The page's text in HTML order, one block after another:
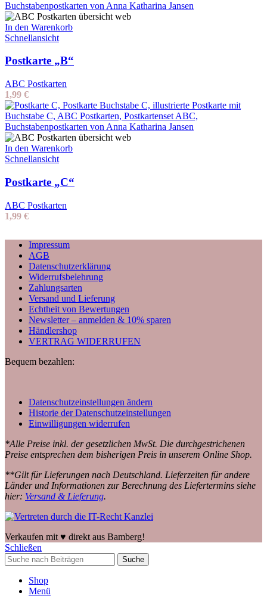
In den Warenkorb
Schnellansicht
Postkarte „B“
ABC Postkarten
1,99 €
In den Warenkorb
Schnellansicht
Postkarte „C“
ABC Postkarten
1,99 €
Impressum
AGB
Datenschutzerklärung
Widerrufsbelehrung
Zahlungsarten
Versand und Lieferung
Echtheit von Bewertungen
Newsletter – anmelden & 10% sparen
Händlershop
VERTRAG WIDERRUFEN
Bequem bezahlen:
Datenschutzeinstellungen ändern
Historie der Datenschutzeinstellungen
Einwilligungen widerrufen
*Alle Preise inkl. der gesetzlichen MwSt. Die durchgestrichenen
Preise entsprechen dem bisherigen Preis in unserem Online Shop.
**Gilt für Lieferungen nach Deutschland. Lieferzeiten für andere
Länder und Informationen zur Berechnung des Liefertermins siehe
hier: Versand & Lieferung.
Verkaufen mit ♥️ direkt aus Bamberg!
Schließen
Suche
Shop
Menü